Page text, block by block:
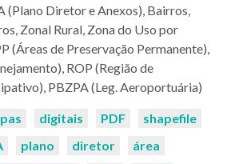
(Plano Diretor e Anexos), Bairros,
Zonal Rural, Zona do Uso por
(Áreas de Preservação Permanente),
ROP (Região de
PBZPA (Leg. Aeroportuária)
digitais PDF
shapefile
plano diretor
área